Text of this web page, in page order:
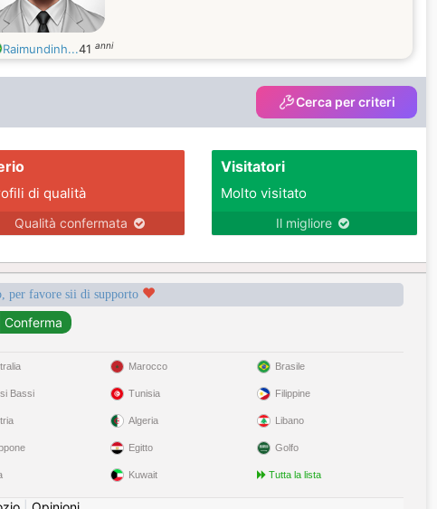
Raimundinh...41 anni
Cerca per criteri
di qualità
Qualità confermata
Visitatori
Molto visitato
Il migliore
per favore sii di supporto
Bassi
Marocco
Tunisia
Algeria
Egitto
Kuwait
Brasile
Filippine
Libano
Golfo
Tutta la lista